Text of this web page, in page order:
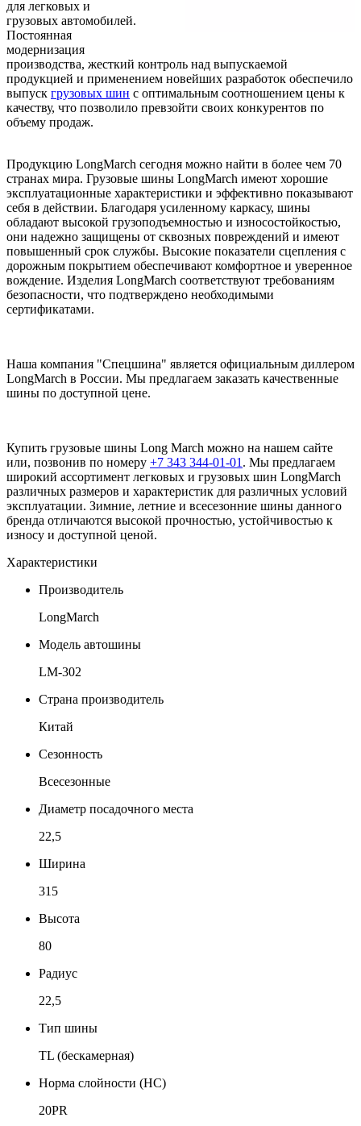
для легковых и
грузовых автомобилей.
Постоянная
модернизация
производства, жесткий контроль над выпускаемой
продукцией и применением новейших разработок обеспечило
выпуск грузовых шин с оптимальным соотношением цены к
качеству, что позволило превзойти своих конкурентов по
объему продаж.
Продукцию LongMarch сегодня можно найти в более чем 70
странах мира. Грузовые шины LongMarch имеют хорошие
эксплуатационные характеристики и эффективно показывают
себя в действии. Благодаря усиленному каркасу, шины
обладают высокой грузоподъемностью и износостойкостью,
они надежно защищены от сквозных повреждений и имеют
повышенный срок службы. Высокие показатели сцепления с
дорожным покрытием обеспечивают комфортное и уверенное
вождение. Изделия LongMarch соответствуют требованиям
безопасности, что подтверждено необходимыми
сертификатами.
Наша компания "Спецшина" является официальным диллером
LongMarch в России. Мы предлагаем заказать качественные
шины по доступной цене.
Купить грузовые шины Long March можно на нашем сайте
или, позвонив по номеру +7 343 344-01-01 . Мы предлагаем
широкий ассортимент легковых и грузовых шин LongMarch
различных размеров и характеристик для различных условий
эксплуатации. Зимние, летние и всесезонние шины данного
бренда отличаются высокой прочностью, устойчивостью к
износу и доступной ценой.
Характеристики
Производитель
LongMarch
Модель автошины
LM-302
Страна производитель
Китай
Сезонность
Всесезонные
Диаметр посадочного места
22,5
Ширина
315
Высота
80
Радиус
22,5
Тип шины
TL (бескамерная)
Норма слойности (НС)
20PR